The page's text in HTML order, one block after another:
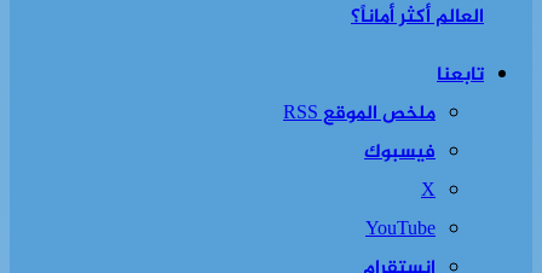
العالم أكثر أماناً؟
تابعنا
ملخص الموقع RSS
فيسبوك
‫X
‫YouTube